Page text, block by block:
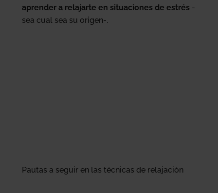
aprender a relajarte en situaciones de estrés -
sea cual sea su origen-.
Pautas a seguir en las técnicas de relajación